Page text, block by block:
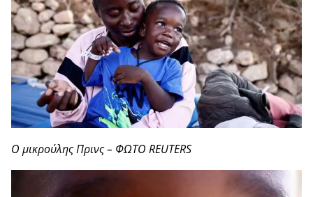
Ο μικρούλης Πρινς – ΦΩΤΟ REUTERS